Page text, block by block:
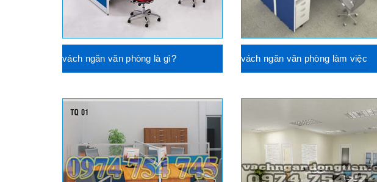
vách ngăn văn phòng là gì? vách ngăn văn phòng làm việc